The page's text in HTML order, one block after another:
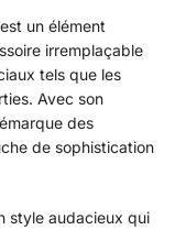
est un élément
irremplaçable
tels que les
Avec son
des
de sophistication
style audacieux qui